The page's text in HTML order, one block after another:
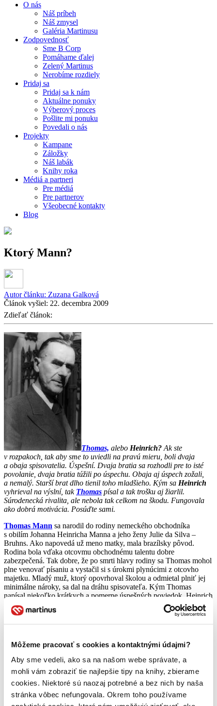
Môžeme pracovať s cookies a kontaktnými údajmi?
Aby sme vedeli, ako sa na našom webe správate, a
mohli vám zobraziť tie najlepšie tipy na knihy, zbierame
cookies. Niektoré sú naozaj potrebné a bez nich by naša
stránka vôbec nefungovala. Okrem toho používame
O nás
Náš príbeh
Náš zmysel
Galéria Martinusu
Zodpovednosť
Sme B Corp
Pomáhame ďalej
Zelený Martinus
Nerobíme rozdiely
Pridaj sa
Pridaj sa k nám
Aktuálne ponuky
Výberový proces
Pošlite mi ponuku
Povedali o nás
Projekty
Kampane
Záložky
Náš labák
Knihy roka
Médiá a partneri
Pre médiá
Pre partnerov
Všeobecné kontakty
Blog
Ktorý Mann?
Autor článku: Zuzana Galková
Článok vyšiel: 22. decembra 2009
Zdieľať článok:
Thomas, alebo Heinrich? Ak ste
v rozpakoch, tak aby sme to uviedli na pravú mieru, boli dvaja
a obaja spisovatelia. Úspešní. Dvaja bratia sa rozhodli pre to isté
povolanie, dvaja bratia túžili po úspechu. Obaja aj úspech zožali,
a nemalý. Starší brat dlho tienil toho mladšieho. Kým sa Heinrich
vyhrieval na výslní, tak Thomas písal a tak trošku aj žiarlil.
Súrodenecká rivalita, ale nebola tak celkom na škodu. Fungovala
ako dobrá motivácia. Posúďte sami.
Thomas Mann sa narodil do rodiny nemeckého obchodníka
s obilím Johanna Heinricha Manna a jeho ženy Julie da Silva –
Bruhns. Ako napovedá už meno matky, mala brazílsky pôvod.
Rodina bola vďaka otcovmu obchodnému talentu dobre
zabezpečená. Tak dobre, že po smrti hlavy rodiny sa Thomas mohol
plne venovať písaniu a vystačil si s úrokmi plynúcimi z otcovho
majetku. Mladý muž, ktorý opovrhoval školou a odmietal plniť jej
minimálne nároky, sa dal na dráhu spisovateľa. Kým Thomas
napísal niekoľko krátkych a pomerne úspešných poviedok. Heinrich
mal na konte už úspešnejší román. A tak sa rozhodol pre napísanie
románu aj mladší brat.
tému…“
Tento úryvok z dovolenkovej korešpondencie predchádza jednému